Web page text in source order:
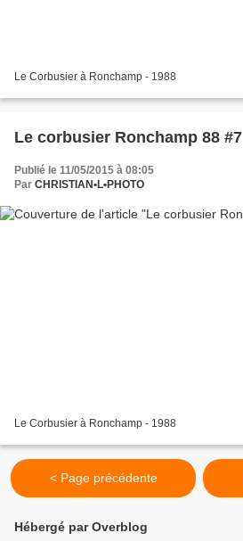
Le Corbusier à Ronchamp - 1988
Le corbusier Ronchamp 88 #7
Publié le 11/05/2015 à 08:05
Par CHRISTIAN•L•PHOTO
Le Corbusier à Ronchamp - 1988
< Page précédente
Hébergé par Overblog